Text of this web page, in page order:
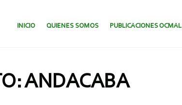
SALTAR AL CONTENIDO.
INICIO QUIENES SOMOS PUBLICACIONES OCMAL
ANDACABA